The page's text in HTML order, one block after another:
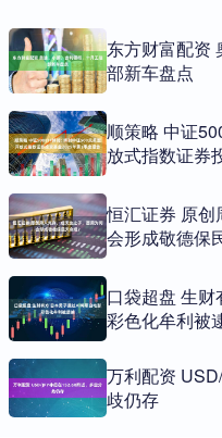
东方财富配资
部新车盘点
顺策略 中证
放式指数证券
恒汇证券 原
会形成敬德保
口袋超盘 生
彩色化牟利被
万利配资
歧仍存